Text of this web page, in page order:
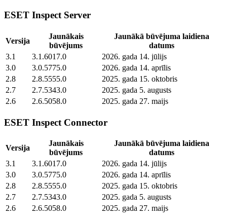
ESET Inspect Server
Versija
Jaunākais
būvējums
Jaunākā būvējuma laidiena
datums
3.1
3.1.6017.0
2026. gada 14. jūlijs
3.0
3.0.5775.0
2026. gada 14. aprīlis
2.8
2.8.5555.0
2025. gada 15. oktobris
2.7
2.7.5343.0
2025. gada 5. augusts
2.6
2.6.5058.0 2025. gada 27. maijs
ESET Inspect Connector
Versija
Jaunākais
būvējums
Jaunākā būvējuma laidiena
datums
3.1
3.1.6017.0
2026. gada 14. jūlijs
3.0
3.0.5775.0
2026. gada 14. aprīlis
2.8
2.8.5555.0
2025. gada 15. oktobris
2.7
2.7.5343.0
2025. gada 5. augusts
2.6
2.6.5058.0 2025. gada 27. maijs